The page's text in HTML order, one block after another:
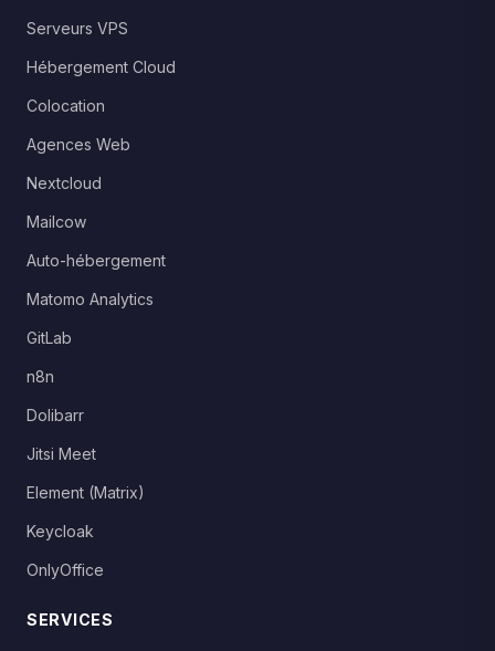
Serveurs VPS
Hébergement Cloud
Colocation
Agences Web
Nextcloud
Mailcow
Auto-hébergement
Matomo Analytics
GitLab
n8n
Dolibarr
Jitsi Meet
Element (Matrix)
Keycloak
OnlyOffice
SERVICES